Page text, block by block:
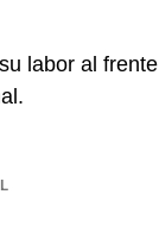
labor al frente